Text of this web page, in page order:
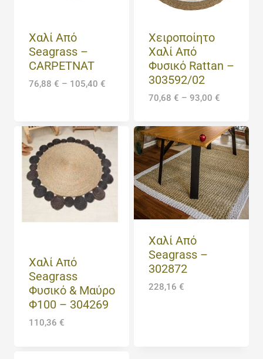
Χαλί Από
Seagrass –
CARPETNAT
76,88 € – 105,40 €
Χειροποίητο
Χαλί Από
Φυσικό Rattan –
303592/02
70,68 € – 93,00 €
Χαλί Από
Seagrass
Φυσικό & Μαύρο
Φ100 – 304269
110,36 €
Χαλί Από
Seagrass –
302872
228,16 €